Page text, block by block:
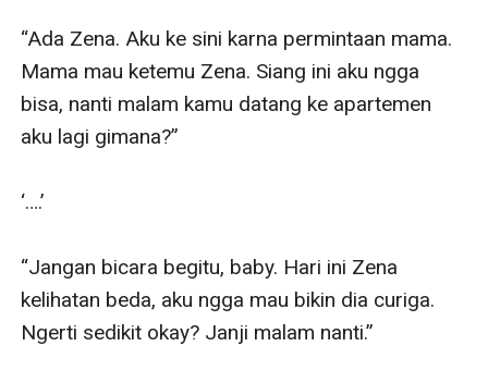
“Ada Zena. Aku ke sini karna permintaan mama.
Mama mau ketemu Zena. Siang ini aku ngga
bisa, nanti malam kamu datang ke apartemen
aku lagi gimana?”
‘….’
“Jangan bicara begitu, baby. Hari ini Zena
kelihatan beda, aku ngga mau bikin dia curiga.
Ngerti sedikit okay? Janji malam nanti.”